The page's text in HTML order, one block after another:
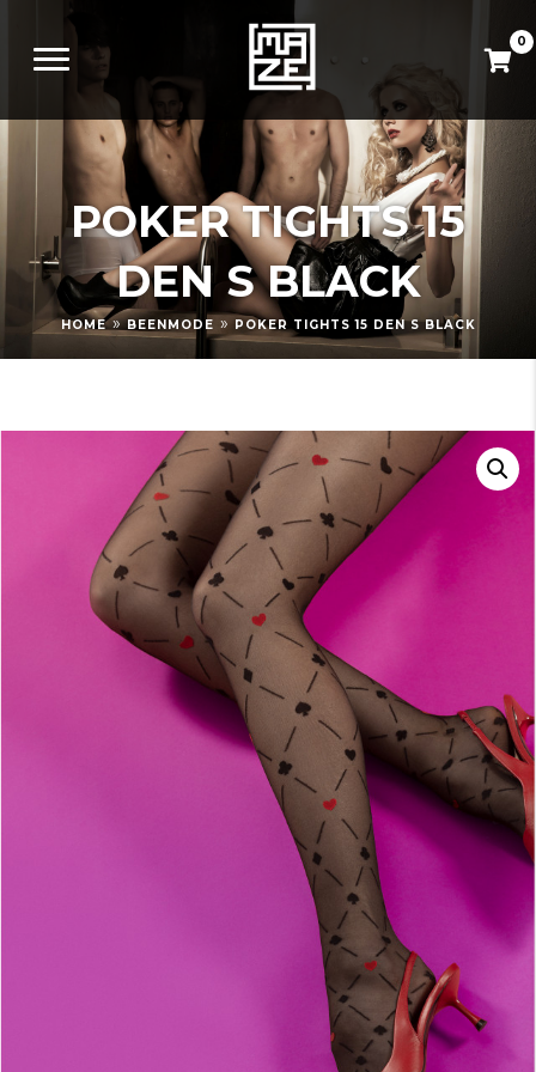
0
POKER TIGHTS 15
DEN S BLACK
HOME » BEENMODE » POKER TIGHTS 15 DEN S BLACK